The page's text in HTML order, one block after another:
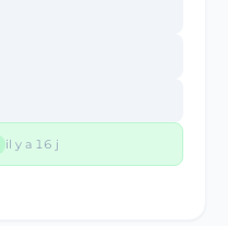
il y a 16 j